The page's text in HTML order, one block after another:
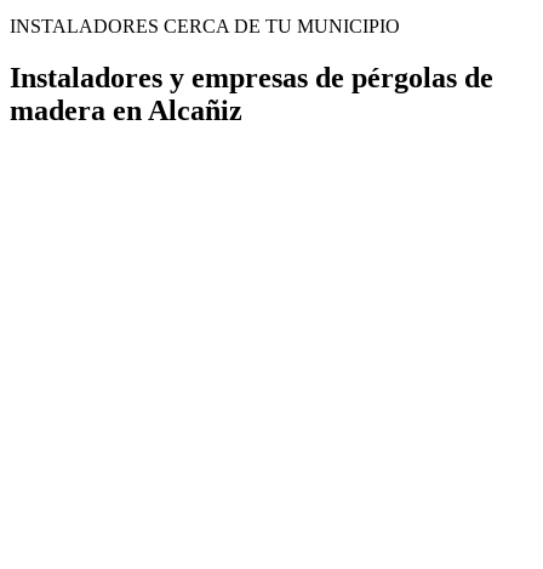
INSTALADORES CERCA DE TU MUNICIPIO
Instaladores y empresas de pérgolas de
madera en Alcañiz